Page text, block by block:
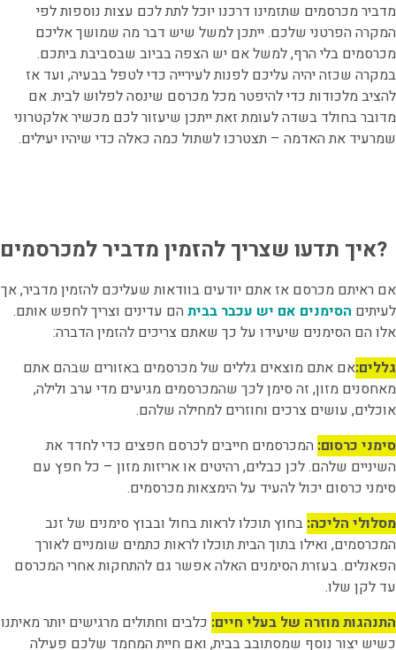
מדביר מכרסמים שתזמינו דרכנו יוכל לתת לכם עצות נוספות לפי
המקרה הפרטני שלכם. ייתכן למשל שיש דבר מה שמושך אליכם
מכרסמים בלי הרף, למשל אם יש הצפה בביוב שבסביבת ביתכם.
במקרה שכזה יהיה עליכם לפנות לעירייה כדי לטפל בבעיה, ועד אז
להציב מלכודות כדי להיפטר מכל מכרסם שינסה לפלוש לבית. אם
מדובר בחולד בשדה לעומת זאת ייתכן שיעזור לכם מכשיר אלקטרוני
שמרעיד את האדמה – תצטרכו לשתול כמה כאלה כדי שיהיו יעילים.
איך תדעו שצריך להזמין מדביר למכרסמים?
אם ראיתם מכרסם אז אתם יודעים בוודאות שעליכם להזמין מדביר, אך
לעיתים הסימנים אם יש עכבר בבית הם עדינים וצריך לחפש אותם.
אלו הם הסימנים שיעידו על כך שאתם צריכים להזמין הדברה:
גללים:אם אתם מוצאים גללים של מכרסמים באזורים שבהם אתם
מאחסנים מזון, זה סימן לכך שהמכרסמים מגיעים מדי ערב ולילה,
אוכלים, עושים צרכים וחוזרים למחילה שלהם.
סימני כרסום: המכרסמים חייבים לכרסם חפצים כדי לחדד את
השיניים שלהם. לכן כבלים, רהיטים או אריזות מזון – כל חפץ עם
סימני כרסום יכול להעיד על הימצאות מכרסמים.
מסלולי הליכה: בחוץ תוכלו לראות בחול ובבוץ סימנים של זנב
המכרסמים, ואילו בתוך הבית תוכלו לראות כתמים שומניים לאורך
הפאנלים. בעזרת הסימנים האלה אפשר גם להתחקות אחרי המכרסם
עד לקן שלו.
התנהגות מוזרה של בעלי חיים: כלבים וחתולים מרגישים יותר מאיתנו
כשיש יצור נוסף שמסתובב בבית, ואם חיית המחמד שלכם פעילה